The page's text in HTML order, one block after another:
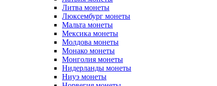
Литва монеты
Люксембург монеты
Мальта монеты
Мексика монеты
Молдова монеты
Монако монеты
Монголия монеты
Нидерланды монеты
Ниуэ монеты